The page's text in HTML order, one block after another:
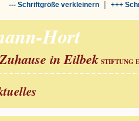
--- Schriftgröße verkleinern| +++
Hort
Zuhause in Eilbek STIFTUNG